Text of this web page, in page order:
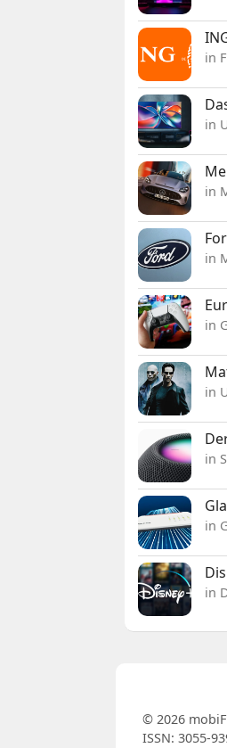
in
in
in
in
in
in
in
in
in
© 2026
ISSN: 3055-